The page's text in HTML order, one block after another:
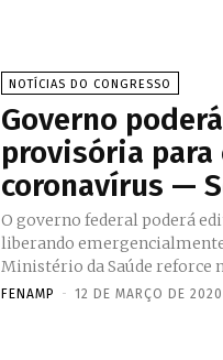
NOTÍCIAS DO CONGRESSO
Governo
provisória para
coronavírus —
O governo federal poderá
liberando emergencialmente
Ministério da Saúde reforce
FENAMP - 12 DE MARÇO DE 2020